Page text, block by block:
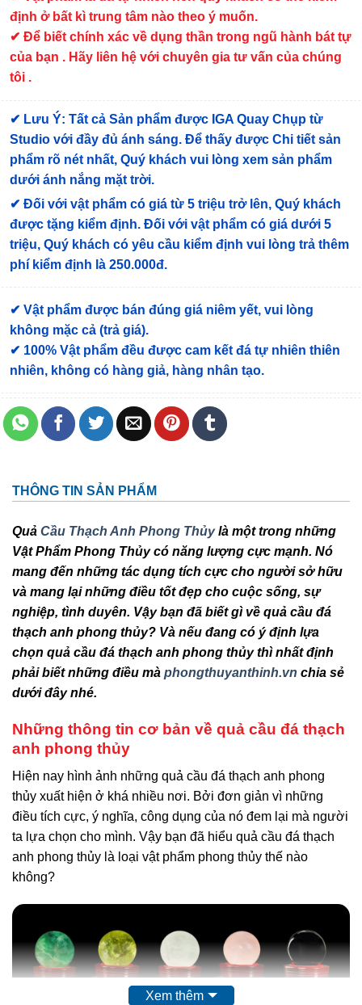
định ở bất kì trung tâm nào theo ý muốn.
✔ Để biết chính xác về dụng thần trong ngũ hành bát tự
của bạn . Hãy liên hệ với chuyên gia tư vấn của chúng
tôi .
✔ Lưu Ý: Tất cả Sản phẩm được IGA Quay Chụp từ
Studio với đầy đủ ánh sáng. Để thấy được Chi tiết sản
phẩm rõ nét nhất, Quý khách vui lòng xem sản phẩm
dưới ánh nắng mặt trời.
✔ Đối với vật phẩm có giá từ 5 triệu trở lên, Quý khách
được tặng kiểm định. Đối với vật phẩm có giá dưới 5
triệu, Quý khách có yêu cầu kiểm định vui lòng trả thêm
phí kiểm định là 250.000đ.
✔ Vật phẩm được bán đúng giá niêm yết, vui lòng
không mặc cả (trả giá).
✔ 100% Vật phẩm đều được cam kết đá tự nhiên thiên
nhiên, không có hàng giả, hàng nhân tạo.
THÔNG TIN SẢN PHẨM
Quả Cầu Thạch Anh Phong Thủylà một trong những
Vật Phẩm Phong Thủy có năng lượng cực mạnh. Nó
mang đến những tác dụng tích cực cho người sở hữu
và mang lại những điều tốt đẹp cho cuộc sống, sự
nghiệp, tình duyên. Vậy bạn đã biết gì về quả cầu đá
thạch anh phong thủy? Và nếu đang có ý định lựa
chọn quả cầu đá thạch anh phong thủy thì nhất định
phải biết những điều mà phongthuyanthinh.vn chia sẻ
dưới đây nhé.
Những thông tin cơ bản về quả cầu đá thạch
anh phong thủy
Hiện nay hình ảnh những quả cầu đá thạch anh phong
thủy xuất hiện ở khá nhiều nơi. Bởi đơn giản vì những
điều tích cực, ý nghĩa, công dụng của nó đem lại mà người
ta lựa chọn cho mình. Vậy bạn đã hiểu quả cầu đá thạch
anh phong thủy là loại vật phẩm phong thủy thế nào
không?
Xem thêm